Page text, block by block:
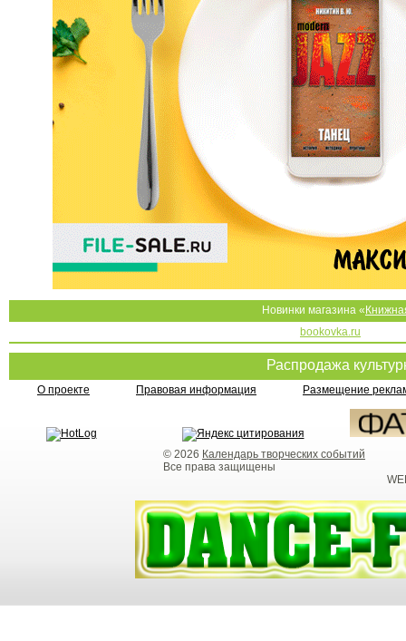
Новинки магазина «
bookovka.ru
Распродажа
О проекте Правовая информация Размещение
© 2026 Календарь творческих событий
Все права защищены